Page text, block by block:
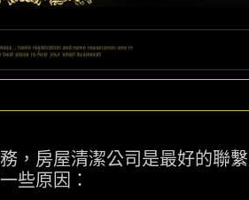
，房屋清潔公司是最好的聯
些原因：